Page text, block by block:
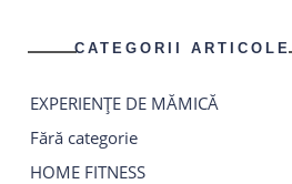
CATEGORII ARTICOLE
EXPERIENȚE DE MĂMICĂ
Fără categorie
HOME FITNESS